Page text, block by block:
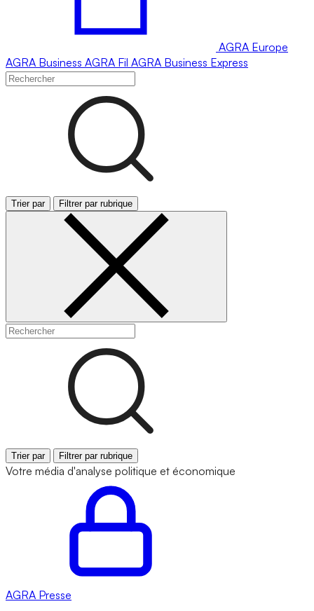
AGRA Europe
AGRA Business AGRA Fil AGRA Business Express
Trier par Filtrer par rubrique
Trier par Filtrer par rubrique
Votre média d'analyse politique et économique
AGRA Presse